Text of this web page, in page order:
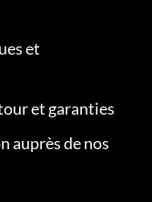
et
et garanties
auprès de nos